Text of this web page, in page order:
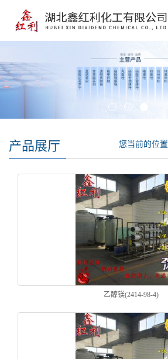
产品展厅 您当前的位置
乙醇镁(2414-98-4)